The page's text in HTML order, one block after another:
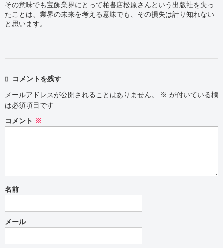
その意味でも宝飾業界にとって柏書店松原さんという出版社を失っ
たことは、業界の未来を考える意味でも、その損失は計り知れない
と思います。
コメントを残す
メールアドレスが公開されることはありません。
※ が付いている欄
は必須項目です
コメント ※
名前
メール